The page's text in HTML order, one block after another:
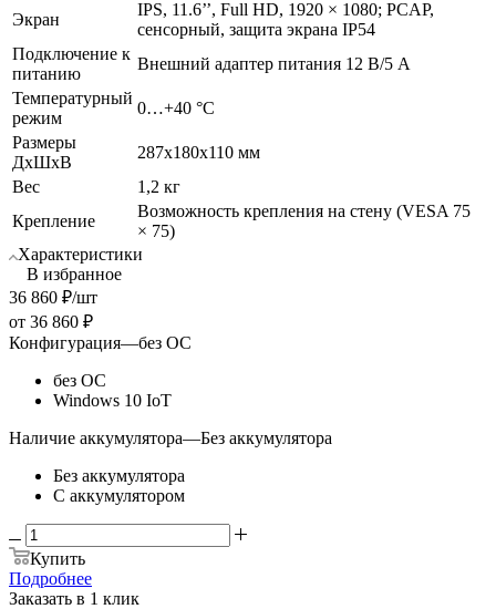
Экран
IPS, 11.6’’, Full HD, 1920 × 1080; PCAP,
сенсорный, защита экрана IP54
Подключение к
питанию
Внешний адаптер питания 12 В/5 А
Температурный
режим
0…+40 °C
Размеры
ДхШхВ
287х180х110 мм
Вес
1,2 кг
Крепление
Возможность крепления на стену (VESA 75
× 75)
Характеристики
В избранное
36 860 ₽/шт
от 36 860 ₽
Конфигурация—без ОС
без ОС
Windows 10 IoT
Наличие аккумулятора—Без аккумулятора
Без аккумулятора
С аккумулятором
Купить
Подробнее
Заказать в 1 клик